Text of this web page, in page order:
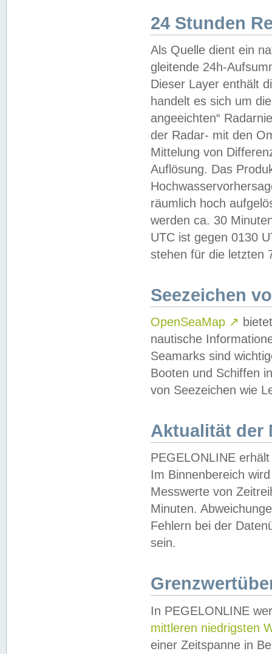
24 Stunden
Als Quelle dient ein
gleitende 24h-
Dieser Layer enthält
handelt es sich um
angeeichten“
der Radar- mit den
Mittelung von
Auflösung. Das
räumlich hoch
werden ca. 30
UTC ist gegen 0130
stehen für die letzten
Seezeichen
OpenSeaMap ↗
nautische
Seamarks sind
Booten und Schiffen
von Seezeichen wie
Aktualität der
PEGELONLINE
Im Binnenbereich
Messwerte von
Minuten.
Fehlern bei der
sein.
In PEGELONLINE
mittleren niedrigsten
einer Zeitspanne in